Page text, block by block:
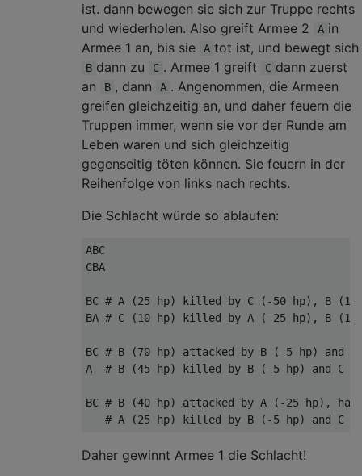
ist. dann bewegen sie sich zur Truppe rechts
und wiederholen. Also greift Armee 2
A in
Armee 1 an, bis sie
A tot ist, und bewegt sich
B dann zu C . Armee 1 greift C dann zuerst
an
B , dann A . Angenommen, die Armeen
greifen gleichzeitig an, und daher feuern die
Truppen immer, wenn sie vor der Runde am
Leben waren und sich gleichzeitig
gegenseitig töten können. Sie feuern in der
Reihenfolge von links nach rechts.
Die Schlacht würde so ablaufen:
ABC
CBA
BC # A (25 hp) killed by C (-50 hp), B
BA # C (10 hp) killed by A (-25 hp), B
BC # B (70 hp) attacked by B (-5 hp) and
A  # B (45 hp) killed by B (-5 hp) and C
BC # B (40 hp) attacked by A (-25 hp), has
Daher gewinnt Armee 1 die Schlacht!